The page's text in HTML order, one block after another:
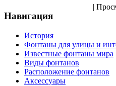
Навигация
История
Фонтаны для улицы и
Известные фонтаны мира
Виды фонтанов
Расположение фонтанов
Аксессуары
|